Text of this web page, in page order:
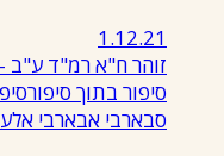
1.12.21
זוהר ח"א רמ"ד ע"ב
סיפור בתוך סיפור
סבארבי אבארבי